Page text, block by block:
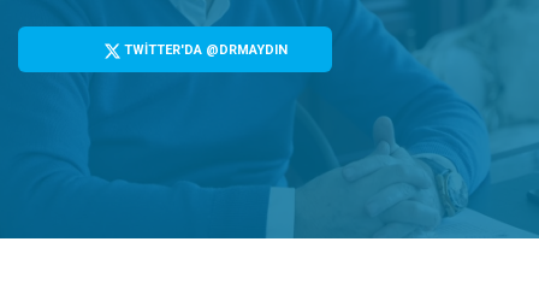
TWİTTER'DA @DRMAYDIN